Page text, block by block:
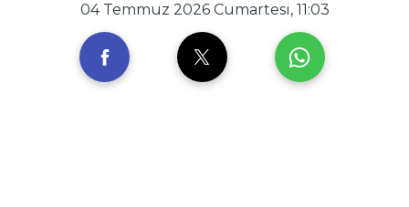
04 Temmuz 2026 Cumartesi, 11:03